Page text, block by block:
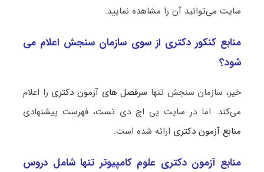
سایت می‌توانید آن را مشاهده نمایید.
منابع کنکور دکتری از سوی سازمان سنجش اعلام می
شود؟
خیر، سازمان سنجش تنها سرفصل های آزمون دکتری را اعلام
می‌کند. اما در سایت پی اچ دی تست، فهرست پیشنهادی
منابع آزمون دکتری ارائه شده است.
منابع آزمون دکتری علوم کامپیوتر تنها شامل دروس